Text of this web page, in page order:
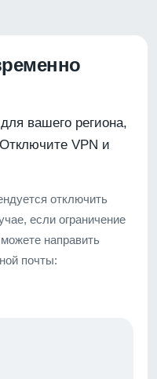
вашего региона,
VPN и
отключить
если ограничение
направить
почты: